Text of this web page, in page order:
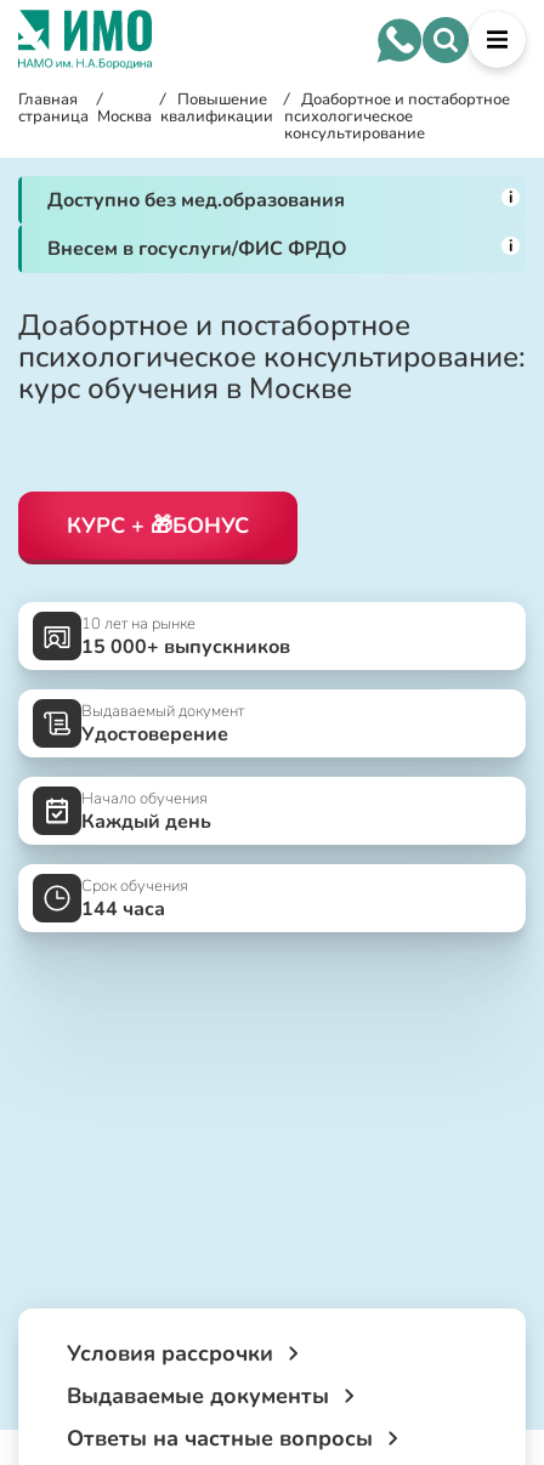
Главная
страница
/
Москва
/ Повышение
квалификации
/ Доабортное и постабортное
психологическое
консультирование
Доступно без мед.образования i
Внесем в госуслуги/ФИС ФРДО i
Доабортное и постабортное
психологическое консультирование:
курс обучения в Москве
КУРС + 🎁БОНУС
10 лет на рынке
15 000+ выпускников
Выдаваемый документ
Удостоверение
Начало обучения
Каждый день
Срок обучения
144 часа
Условия рассрочки
Выдаваемые документы
Ответы на частные вопросы